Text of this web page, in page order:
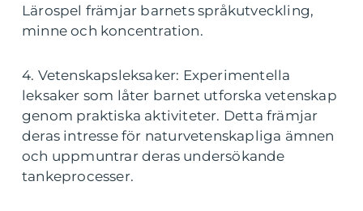
Lärospel främjar barnets språkutveckling,
minne och koncentration.
4. Vetenskapsleksaker: Experimentella
leksaker som låter barnet utforska vetenskap
genom praktiska aktiviteter. Detta främjar
deras intresse för naturvetenskapliga ämnen
och uppmuntrar deras undersökande
tankeprocesser.